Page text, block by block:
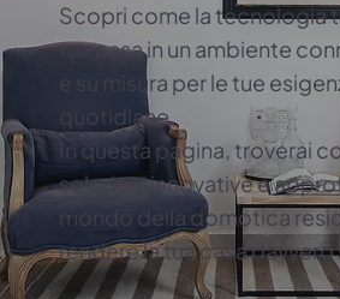
Scopri come la tecnologia
tua casa in un ambiente
e su misura per le tue
quotidiane.
In questa pagina, troverai
soluzioni innovative e
mondo della domotica
rendere la tua casa davvero